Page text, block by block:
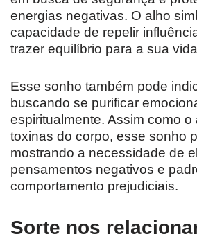
energias negativas. O alho
capacidade de repelir
trazer equilíbrio para a sua
Esse sonho também pode
buscando se purificar
espiritualmente. Assim como o
toxinas do corpo, esse sonho
mostrando a necessidade de
pensamentos negativos e
comportamento prejudiciais.
Sorte nos